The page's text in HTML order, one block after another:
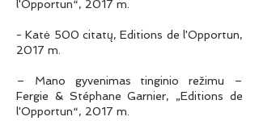
l'Opportun“, 2017 m.
- Katė 500 citatų, Editions de l'Opportun,
2017 m.
– Mano gyvenimas tinginio režimu –
Fergie & Stéphane Garnier, „Editions de
l'Opportun“, 2017 m.